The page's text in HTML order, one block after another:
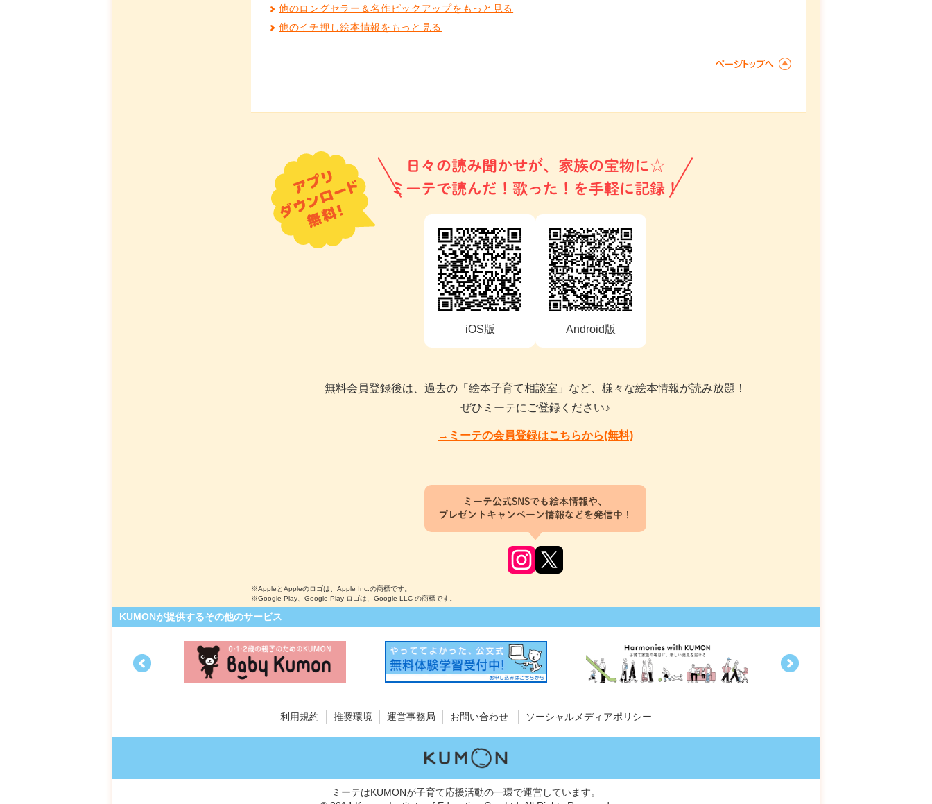
他のロングセラー＆名作ピックアップをもっと見る
他のイチ押し絵本情報をもっと見る
日々の読み聞かせが、家族の宝物に☆
ミーテで読んだ！歌った！を手軽に記録！
iOS版 Android版
無料会員登録後は、過去の「絵本子育て相談室」など、様々な絵本情報が読み放題！
ぜひミーテにご登録ください♪
→ミーテの会員登録はこちらから(無料)
ミーテ公式SNSでも絵本情報や、
プレゼントキャンペーン情報などを発信中！
※AppleとAppleのロゴは、Apple Inc.の商標です。
※Google Play、Google Play ロゴは、Google LLC の商標です。
KUMONが提供するその他のサービス
利用規約 推奨環境 運営事務局 お問い合わせ ソーシャルメディアポリシー
ミーテはKUMONが子育て応援活動の一環で運営しています。